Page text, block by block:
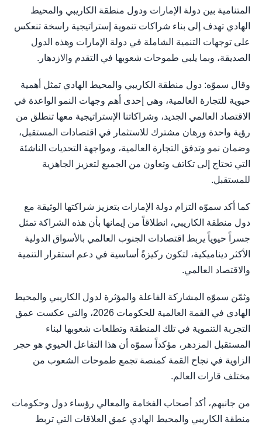
المتنامية بين دولة الإمارات ودول منطقة الكاريبي والمحيط
الهادي تهدف إلى بناء شراكات تنموية إستراتيجية راسخة تنعكس
على توجهات التنمية الشاملة في دولة الإمارات وهذه الدول
الصديقة، وبما يلبي طموحات شعوبها في التقدم والازدهار.
وقال سموّه: دول منطقة الكاريبي والمحيط الهادي تمثل أهمية
حيوية للتجارة العالمية، وهي إحدى أهم وجهات النمو الواعدة في
الاقتصاد العالمي الجديد، وشراكاتنا الإستراتيجية معها تنطلق من
رؤية واحدة ورهان مشترك للاستثمار في اقتصادات المستقبل،
وضمان نمو وتدفق التجارة العالمية، ومواجهة التحديات الناشئة
التي تحتاج إلى تكاتف وتعاون من الجميع لتعزيز الجاهزية
للمستقبل.
كما أكد سموّه التزام دولة الإمارات بتعزيز شراكتها الوثيقة مع
دول منطقة الكاريبي، انطلاقاً من إيمانها بأن هذه الشراكة تمثل
جسراً حيوياً يربط اقتصادات الجنوب العالمي بالأسواق الدولية
الأكثر ديناميكية، لتكون ركيزةً أساسية في دعم استقرار التنمية
والاقتصاد العالمي.
وثمّن سموّه المشاركة الفاعلة والمؤثرة لدول الكاريبي والمحيط
الهادي في القمة العالمية للحكومات 2026، والتي عكست عمق
التجربة التنموية في تلك المنطقة وتطلعات شعوبها لبناء
المستقبل المزدهر، مؤكداً سموّه أن هذا التفاعل الحيوي هو حجر
الزاوية في نجاح القمة كمنصة تجمع طموحات الشعوب من
مختلف قارات العالم.
من جانبهم، أكد أصحاب الفخامة والمعالي رؤساء دول وحكومات
منطقة الكاريبي والمحيط الهادي عمق العلاقات التي تربط